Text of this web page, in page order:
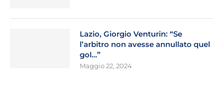
Lazio, Giorgio Venturin: “Se
l’arbitro non avesse annullato quel
gol…”
Maggio 22, 2024